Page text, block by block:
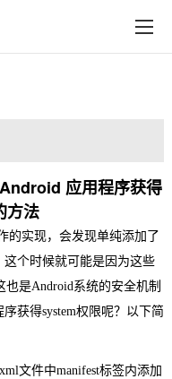
在线购买
应用程序获得
方法
的实现，会发现单纯添加了
个时候就可能是因为这些
也是Android系统的安全机制
获得system权限呢？以下简
文件中manifest标签内添加